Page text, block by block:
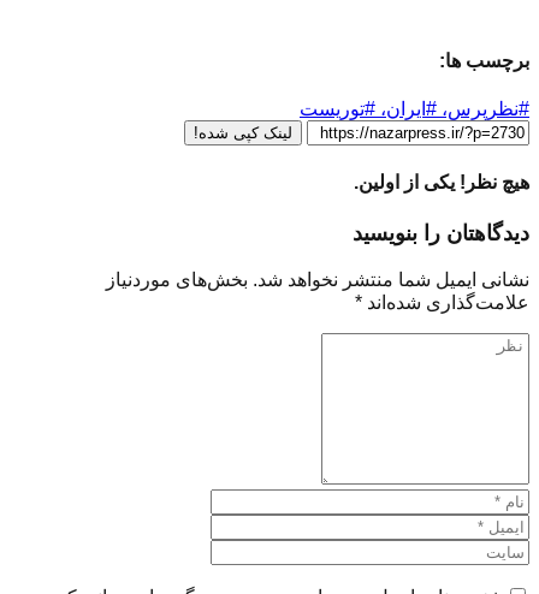
برچسب ها:
#نظرپرس، #ایران، #توریست
لینک کپی شده!
هیچ نظر! یکی از اولین.
دیدگاهتان را بنویسید
نشانی ایمیل شما منتشر نخواهد شد. بخش‌های موردنیاز
علامت‌گذاری شده‌اند *